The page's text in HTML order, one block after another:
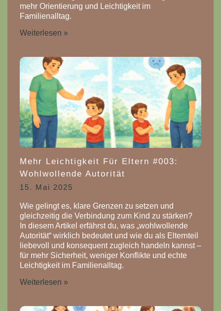
mehr Orientierung und Leichtigkeit im
Familienalltag.
Weiterlesen »
Mehr Leichtigkeit Für Eltern #003:
Wohlwollende Autorität
15. Mai 2025
Wie gelingt es, klare Grenzen zu setzen und
gleichzeitig die Verbindung zum Kind zu stärken?
In diesem Artikel erfährst du, was „wohlwollende
Autorität“ wirklich bedeutet und wie du als Elternteil
liebevoll und konsequent zugleich handeln kannst –
für mehr Sicherheit, weniger Konflikte und echte
Leichtigkeit im Familienalltag.
Weiterlesen »